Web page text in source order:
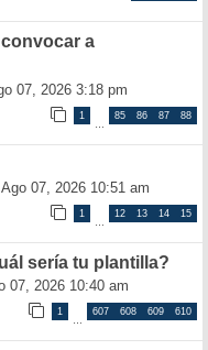
a
07, 2026 3:18 pm
1
…
85 86 87 88
07, 2026 10:51 am
1
…
12 13 14 15
sería tu plantilla?
07, 2026 10:40 am
1
…
607 608 609 610